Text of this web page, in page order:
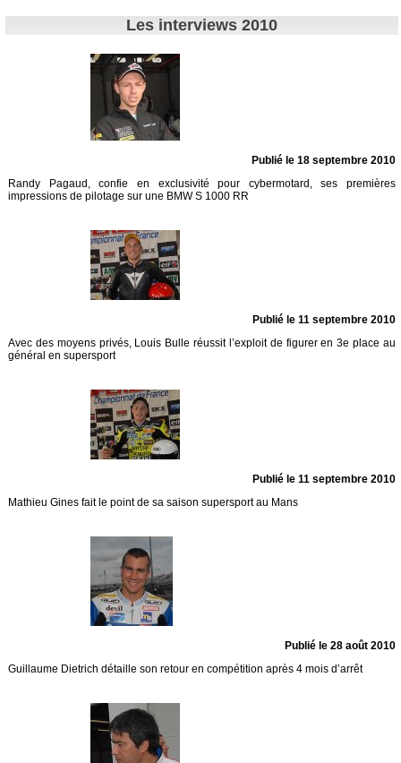
Les interviews 2010
Publié le 18 septembre 2010
Randy Pagaud, confie en exclusivité pour cybermotard, ses premières
impressions de pilotage sur une BMW S 1000 RR
Publié le 11 septembre 2010
Avec des moyens privés, Louis Bulle réussit l’exploit de figurer en 3e place au
général en supersport
Publié le 11 septembre 2010
Mathieu Gines fait le point de sa saison supersport au Mans
Publié le 28 août 2010
Guillaume Dietrich détaille son retour en compétition après 4 mois d’arrêt